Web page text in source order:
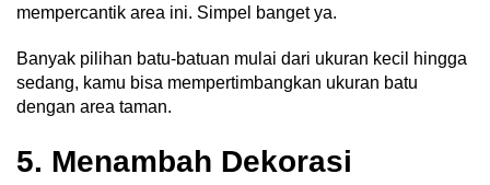
mempercantik area ini. Simpel banget ya.
Banyak pilihan batu-batuan mulai dari ukuran kecil hingga
sedang, kamu bisa mempertimbangkan ukuran batu
dengan area taman.
5. Menambah Dekorasi